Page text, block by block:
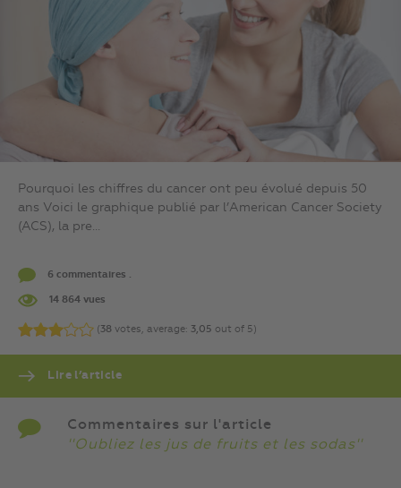
Pourquoi les chiffres du cancer ont peu évolué depuis 50
ans Voici le graphique publié par l’American Cancer Society
(ACS), la pre...
6 commentaires .
14 864 vues
(38 votes, average: 3,05 out of 5)
Lire l’article
Commentaires sur l'article
''Oubliez les jus de fruits et les sodas''